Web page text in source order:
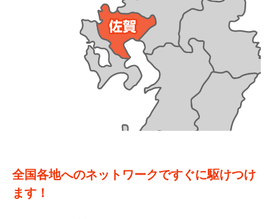
全国各地へのネットワークですぐに駆けつけ
ます！